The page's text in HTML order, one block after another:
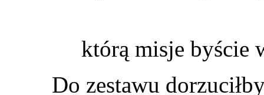
którą misje byście
Do zestawu